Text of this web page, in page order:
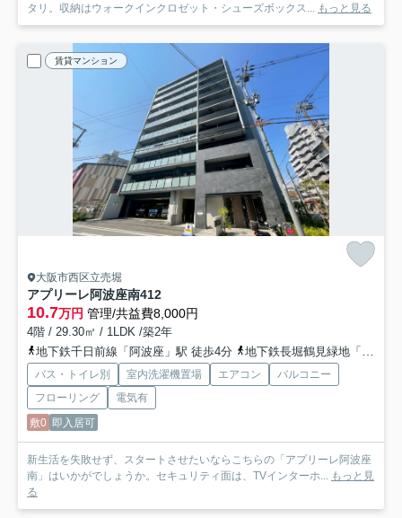
タリ。収納はウォークインクロゼット・シューズボックス... もっと見る
賃貸マンション
大阪市西区立売堀
アプリーレ阿波座南412
10.7万円 管理/共益費8,000円
4階 / 29.30㎡ / 1LDK /築2年
地下鉄千日前線「阿波座」駅 徒歩4分
地下鉄長堀鶴見緑地「西長堀」駅 徒歩7分
バス・トイレ別 室内洗濯機置場 エアコン
バルコニー
フローリング
電気有
敷0 即入居可
新生活を失敗せず、スタートさせたいならこちらの「アプリーレ阿波座
南」はいかがでしょうか。セキュリティ面は、TVインターホ... もっと見
る